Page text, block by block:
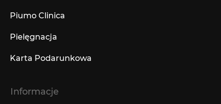
Piumo Clinica
Pielęgnacja
Karta Podarunkowa
Informacje